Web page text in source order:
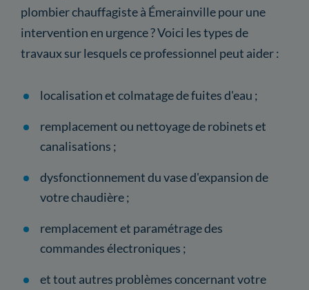
plombier chauffagiste à Émerainville pour une
intervention en urgence ? Voici les types de
travaux sur lesquels ce professionnel peut aider :
localisation et colmatage de fuites d'eau ;
remplacement ou nettoyage de robinets et
canalisations ;
dysfonctionnement du vase d'expansion de
votre chaudière ;
remplacement et paramétrage des
commandes électroniques ;
et tout autres problèmes concernant votre